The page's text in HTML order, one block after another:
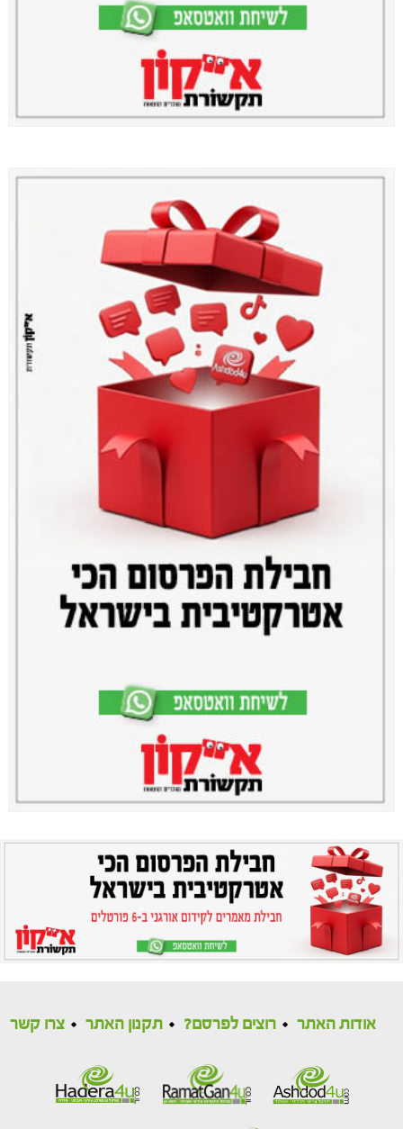
אודות האתר רוצים לפרסם? תקנון האתר צרו קשר